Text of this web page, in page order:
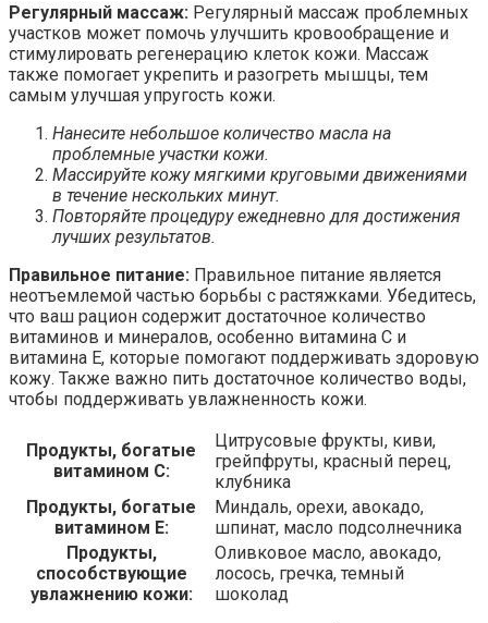
Регулярный массаж: Регулярный массаж проблемных
участков может помочь улучшить кровообращение и
стимулировать регенерацию клеток кожи. Массаж
также помогает укрепить и разогреть мышцы, тем
самым улучшая упругость кожи.
Нанесите небольшое количество масла на
проблемные участки кожи.
Массируйте кожу мягкими круговыми движениями
в течение нескольких минут.
Повторяйте процедуру ежедневно для достижения
лучших результатов.
Правильное питание: Правильное питание является
неотъемлемой частью борьбы с растяжками. Убедитесь,
что ваш рацион содержит достаточное количество
витаминов и минералов, особенно витамина C и
витамина Е, которые помогают поддерживать здоровую
кожу. Также важно пить достаточное количество воды,
чтобы поддерживать увлажненность кожи.
Продукты, богатые
витамином C:
Цитрусовые фрукты, киви,
грейпфруты, красный перец,
клубника
Продукты, богатые
витамином Е:
Миндаль, орехи, авокадо,
шпинат, масло подсолнечника
Продукты,
способствующие
увлажнению кожи:
Оливковое масло, авокадо,
лосось, гречка, темный
шоколад